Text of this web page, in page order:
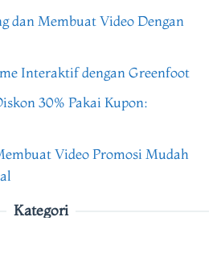
dan Membuat Video Dengan
Interaktif dengan Greenfoot
30% Pakai Kupon:
Video Promosi Mudah
Kategori